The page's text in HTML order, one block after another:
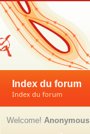
Index du forum
Index du forum
Welcome! Anonymous